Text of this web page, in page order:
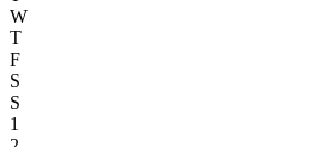
W
T
F
S
S
1